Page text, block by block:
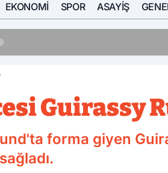
EKONOMI SPOR ASAYIŞ
Guirassy
forma giyen